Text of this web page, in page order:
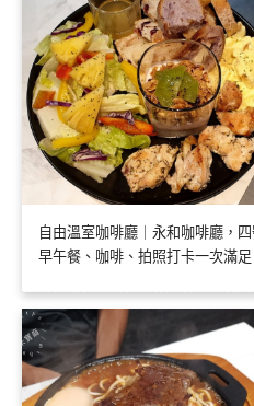
自由溫室咖啡廳｜永和咖啡廳，
早午餐、咖啡、拍照打卡一次滿足